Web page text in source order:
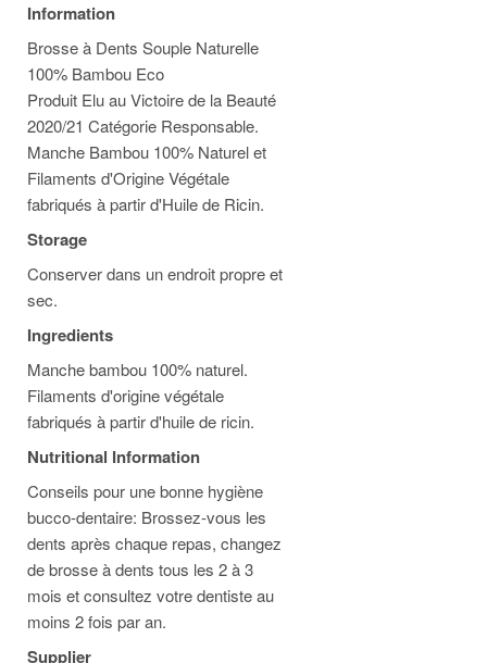
Information
Brosse à Dents Souple Naturelle
100% Bambou Eco
Produit Elu au Victoire de la Beauté
2020/21 Catégorie Responsable.
Manche Bambou 100% Naturel et
Filaments d'Origine Végétale
fabriqués à partir d'Huile de Ricin.
Storage
Conserver dans un endroit propre et
sec.
Ingredients
Manche bambou 100% naturel.
Filaments d'origine végétale
fabriqués à partir d'huile de ricin.
Nutritional Information
Conseils pour une bonne hygiène
bucco-dentaire: Brossez-vous les
dents après chaque repas, changez
de brosse à dents tous les 2 à 3
mois et consultez votre dentiste au
moins 2 fois par an.
Supplier